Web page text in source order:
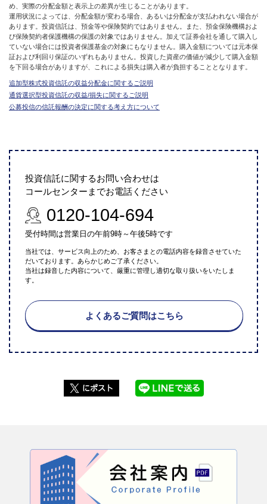
め、実際の分配金額と表示上の差異が生じることがあります。
運用状況によっては、分配金額が変わる場合、あるいは分配金が支払われない場合が
あります。投資信託は、預金等や保険契約ではありません。また、預金保険機構およ
び保険契約者保護機構の保護の対象ではありません。加えて証券会社を通して購入し
ていない場合には投資者保護基金の対象にもなりません。購入金額については元本保
証および利回り保証のいずれもありません。投資した資産の価値が減少して購入金額
を下回る場合がありますが、これによる損失は購入者が負担することとなります。
追加型株式投資信託の収益分配金に関するご説明
通貨選択型投資信託の収益/損失に関するご説明
公募投信の信託報酬の決定に関する考え方について
投資信託に関するお問い合わせは
コールセンターまでお電話ください
0120-104-694
受付時間は営業日の午前9時～午後5時です
当社では、サービス向上のため、お客さまとの電話内容を録音させていた
だいております。あらかじめご了承ください。
当社は録音した内容について、厳重に管理し適切な取り扱いをいたしま
す。
よくあるご質問はこちら